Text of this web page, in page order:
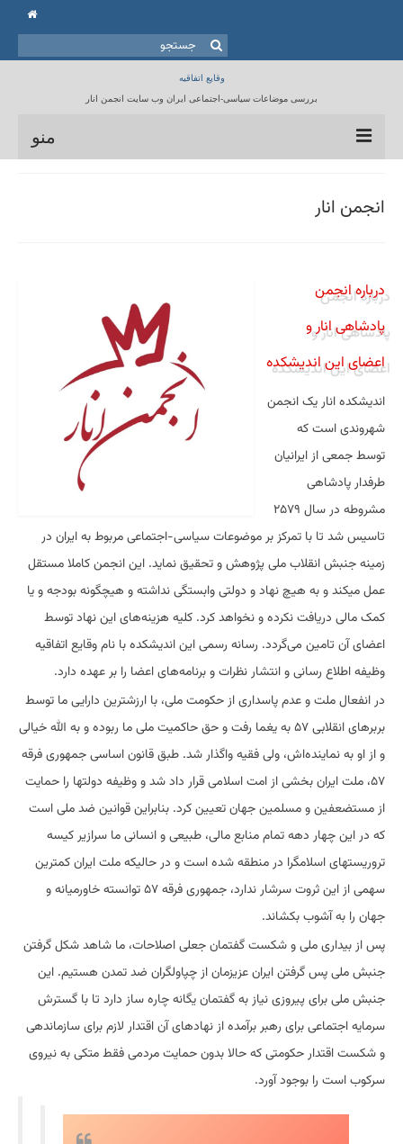
جستجو
برای:
وقایع اتفاقیه
بررسی موضاعات سیاسی-اجتماعی ایران وب سایت انجمن انار
منو
برنامه ها
کتابخانه
تماس با ما
انجمن انار
درباره انجمن
پادشاهی انار و
اعضای این اندیشکده
اندیشکده انار یک انجمن
شهروندی است که
توسط جمعی از ایرانیان
طرفدار پادشاهی
مشروطه در سال ۲۵۷۹
تاسیس شد تا با تمرکز بر موضوعات سیاسی-اجتماعی مربوط به ایران در
زمینه جنبش انقلاب ملی پژوهش و تحقیق نماید. این انجمن کاملا مستقل
عمل میکند و به هیچ نهاد و دولتی وابستگی نداشته و هیچگونه بودجه و یا
کمک مالی دریافت نکرده و نخواهد کرد. کلیه هزینه‌های این نهاد توسط
اعضای آن تامین می‌گردد. رسانه رسمی این اندیشکده با نام وقایع اتفاقیه
وظیفه اطلاع رسانی و انتشار نظرات و برنامه‌های اعضا را بر عهده دارد.
در انفعال ملت و عدم پاسداری از حکومت ملی، با ارزشترین دارایی ما توسط
بربرهای انقلابی ۵۷ به یغما رفت و حق حاکمیت ملی ما ربوده و به الله خیالی
و از او به نماینده‌اش، ولی فقیه واگذار شد. طبق قانون اساسی جمهوری فرقه
۵۷، ملت ایران بخشی از امت اسلامی قرار داد شد و وظیفه دولتها را حمایت
از مستضعفین و مسلمین جهان تعیین کرد. بنابراین قوانین ضد ملی است
که در این چهار دهه تمام منابع مالی، طبیعی و انسانی ما سرازیر کیسه
تروریستهای اسلامگرا در منطقه شده است و در حالیکه ملت ایران کمترین
سهمی از این ثروت سرشار ندارد، جمهوری فرقه ۵۷ توانسته خاورمیانه و
جهان را به آشوب بکشاند.
پس از بیداری ملی و شکست گفتمان جعلی اصلاحات، ما شاهد شکل گرفتن
جنبش ملی پس گرفتن ایران عزیزمان از چپاولگران ضد تمدن هستیم. این
جنبش ملی برای پیروزی نیاز به گفتمان یگانه چاره ساز دارد تا با گسترش
سرمایه اجتماعی برای رهبر برآمده از نهادهای آن اقتدار لازم برای سازماندهی
و شکست اقتدار حکومتی که حالا بدون حمایت مردمی فقط متکی به نیروی
سرکوب است را بوجود آورد.